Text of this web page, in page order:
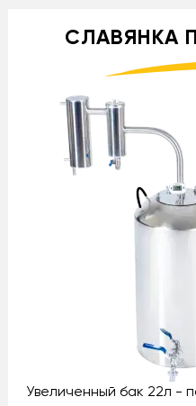
СЛАВЯНКА
Увеличенный бак 22л -